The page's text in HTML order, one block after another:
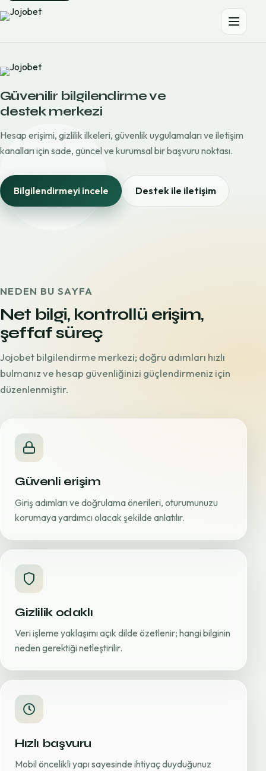
Güvenilir bilgilendirme ve
destek merkezi
Hesap erişimi, gizlilik ilkeleri, güvenlik uygulamaları ve iletişim
kanalları için sade, güncel ve kurumsal bir başvuru noktası.
Bilgilendirmeyi incele Destek ile iletişim
NEDEN BU SAYFA
Net bilgi, kontrollü erişim,
şeffaf süreç
Jojobet bilgilendirme merkezi; doğru adımları hızlı
bulmanız ve hesap güvenliğinizi güçlendirmeniz için
düzenlenmiştir.
Güvenli erişim
Giriş adımları ve doğrulama önerileri, oturumunuzu
korumaya yardımcı olacak şekilde anlatılır.
Gizlilik odaklı
Veri işleme yaklaşımı açık dilde özetlenir; hangi bilginin
neden gerektiği netleştirilir.
Hızlı başvuru
Mobil öncelikli yapı sayesinde ihtiyaç duyduğunuz